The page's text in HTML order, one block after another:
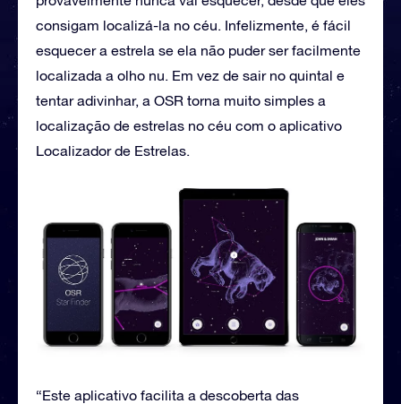
consigam localizá-la no céu. Infelizmente, é fácil
esquecer a estrela se ela não puder ser facilmente
localizada a olho nu. Em vez de sair no quintal e
tentar adivinhar, a OSR torna muito simples a
localização de estrelas no céu com o aplicativo
Localizador de Estrelas.
“Este aplicativo facilita a descoberta das